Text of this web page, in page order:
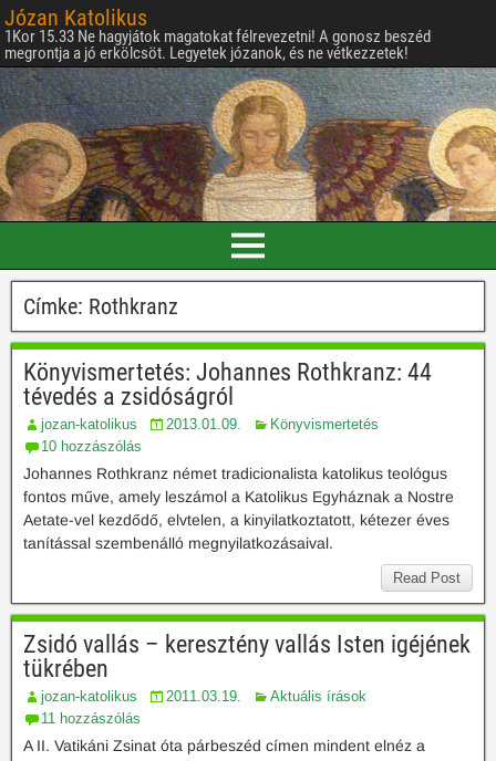
Józan Katolikus
1Kor 15.33 Ne hagyjátok magatokat félrevezetni! A gonosz beszéd
megrontja a jó erkölcsöt. Legyetek józanok, és ne vétkezzetek!
Címke: Rothkranz
Könyvismertetés: Johannes Rothkranz: 44
tévedés a zsidóságról
jozan-katolikus 2013.01.09.
Könyvismertetés
10 hozzászólás
Johannes Rothkranz német tradicionalista katolikus teológus
fontos műve, amely leszámol a Katolikus Egyháznak a Nostre
Aetate-vel kezdődő, elvtelen, a kinyilatkoztatott, kétezer éves
tanítással szembenálló megnyilatkozásaival.
Read Post
Zsidó vallás – keresztény vallás Isten igéjének
tükrében
jozan-katolikus 2011.03.19.
Aktuális írások
11 hozzászólás
A II. Vatikáni Zsinat óta párbeszéd címen mindent elnéz a